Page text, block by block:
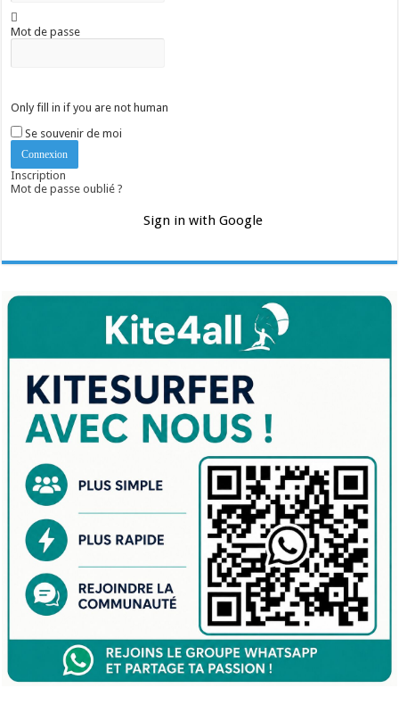
Mot de passe
Only fill in if you are not human
Se souvenir de moi
Inscription
Mot de passe oublié ?
Sign in with Google